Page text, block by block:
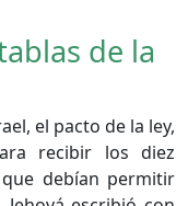
de la
el pacto de la ley,
recibir los diez
debían permitir